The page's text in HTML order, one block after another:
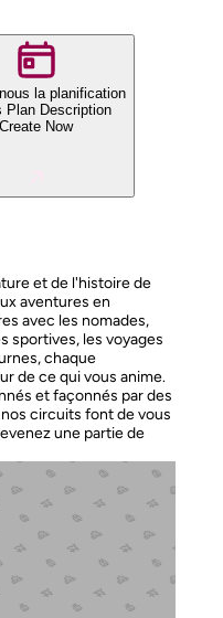
la planification
Plan Description
Create Now
et de l'histoire de
aventures en
avec les nomades,
sportives, les voyages
chaque
de ce qui vous anime.
et façonnés par des
circuits font de vous
une partie de